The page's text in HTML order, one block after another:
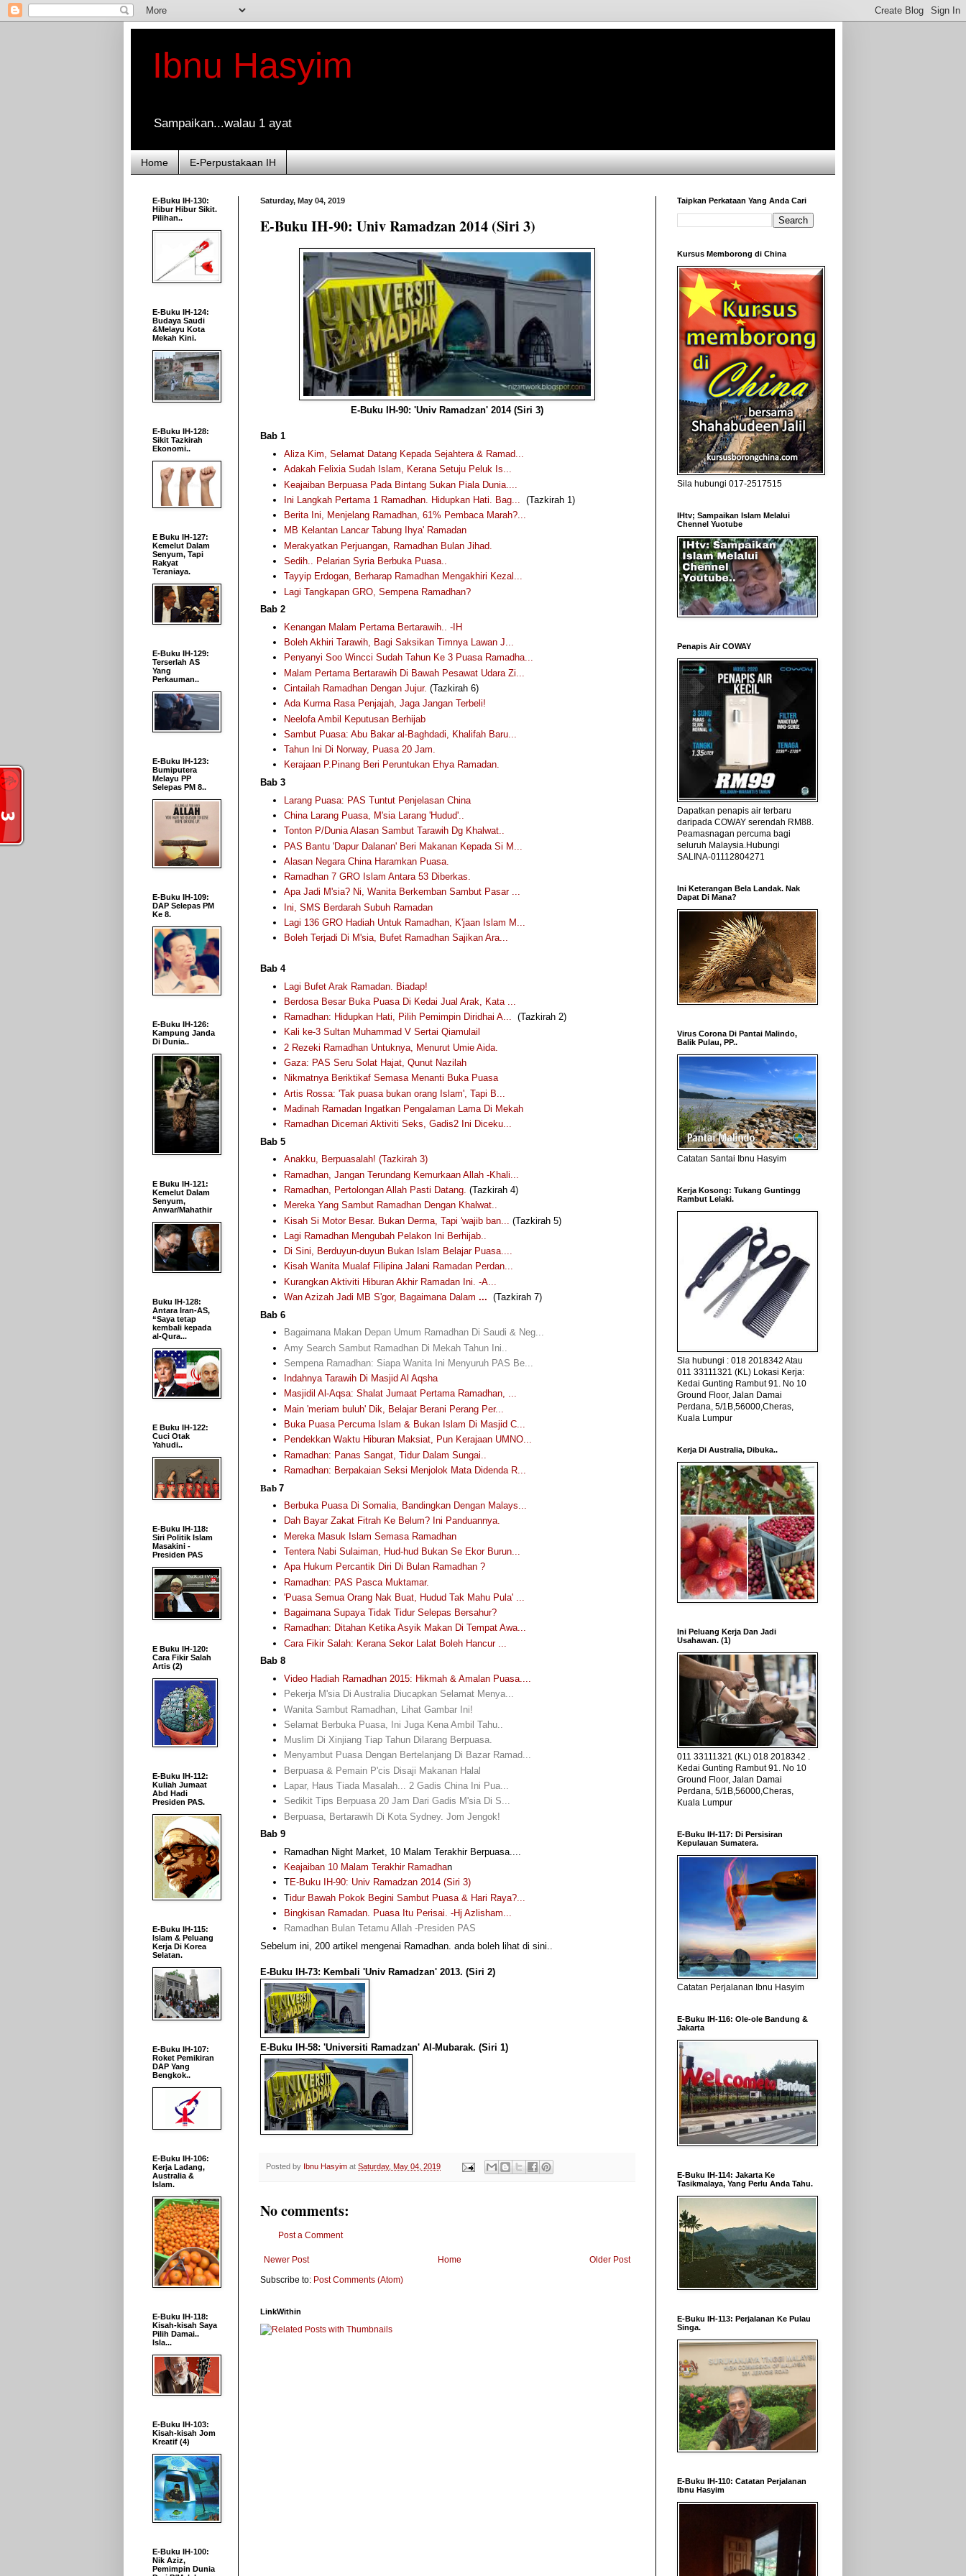
Ibnu Hasyim
Sampaikan...walau 1 ayat
Home E-Perpustakaan IH
Saturday, May 04, 2019
E-Buku IH-90: Univ Ramadzan 2014 (Siri 3)
E-Buku IH-90: 'Univ Ramadzan' 2014 (Siri 3)
Bab 1
Aliza Kim, Selamat Datang Kepada Sejahtera & Ramad...
Adakah Felixia Sudah Islam, Kerana Setuju Peluk Is...
Keajaiban Berpuasa Pada Bintang Sukan Piala Dunia....
Ini Langkah Pertama 1 Ramadhan. Hidupkan Hati. Bag...
(Tazkirah 1)
Berita Ini, Menjelang Ramadhan, 61% Pembaca Marah?...
MB Kelantan Lancar Tabung Ihya' Ramadan
Merakyatkan Perjuangan, Ramadhan Bulan Jihad.
Sedih.. Pelarian Syria Berbuka Puasa..
Tayyip Erdogan, Berharap Ramadhan Mengakhiri Kezal...
Lagi Tangkapan GRO, Sempena Ramadhan?
Bab 2
Kenangan Malam Pertama Bertarawih.. -IH
Boleh Akhiri Tarawih, Bagi Saksikan Timnya Lawan J...
Penyanyi Soo Wincci Sudah Tahun Ke 3 Puasa Ramadha...
Malam Pertama Bertarawih Di Bawah Pesawat Udara Zi...
Cintailah Ramadhan Dengan Jujur. (Tazkirah 6)
Ada Kurma Rasa Penjajah, Jaga Jangan Terbeli!
Neelofa Ambil Keputusan Berhijab
Sambut Puasa: Abu Bakar al-Baghdadi, Khalifah Baru...
Tahun Ini Di Norway, Puasa 20 Jam.
Kerajaan P.Pinang Beri Peruntukan Ehya Ramadan.
Bab 3
Larang Puasa: PAS Tuntut Penjelasan China
China Larang Puasa, M'sia Larang 'Hudud'..
Tonton P/Dunia Alasan Sambut Tarawih Dg Khalwat..
PAS Bantu 'Dapur Dalanan' Beri Makanan Kepada Si M...
Alasan Negara China Haramkan Puasa.
Ramadhan 7 GRO Islam Antara 53 Diberkas.
Apa Jadi M'sia? Ni, Wanita Berkemban Sambut Pasar ...
Ini, SMS Berdarah Subuh Ramadan
Lagi 136 GRO Hadiah Untuk Ramadhan, K'jaan Islam M...
Boleh Terjadi Di M'sia, Bufet Ramadhan Sajikan Ara...
Bab 4
Lagi Bufet Arak Ramadan. Biadap!
Berdosa Besar Buka Puasa Di Kedai Jual Arak, Kata ...
Ramadhan: Hidupkan Hati, Pilih Pemimpin Diridhai A... (Tazkirah 2)
Kali ke-3 Sultan Muhammad V Sertai Qiamulail
2 Rezeki Ramadhan Untuknya, Menurut Umie Aida.
Gaza: PAS Seru Solat Hajat, Qunut Nazilah
Nikmatnya Beriktikaf Semasa Menanti Buka Puasa
Artis Rossa: 'Tak puasa bukan orang Islam', Tapi B...
Madinah Ramadan Ingatkan Pengalaman Lama Di Mekah
Ramadhan Dicemari Aktiviti Seks, Gadis2 Ini Diceku...
Bab 5
Anakku, Berpuasalah! (Tazkirah 3)
Ramadhan, Jangan Terundang Kemurkaan Allah -Khali...
Ramadhan, Pertolongan Allah Pasti Datang. (Tazkirah 4)
Mereka Yang Sambut Ramadhan Dengan Khalwat..
Kisah Si Motor Besar. Bukan Derma, Tapi 'wajib ban...
(Tazkirah 5)
Lagi Ramadhan Mengubah Pelakon Ini Berhijab..
Di Sini, Berduyun-duyun Bukan Islam Belajar Puasa....
Kisah Wanita Mualaf Filipina Jalani Ramadan Perdan...
Kurangkan Aktiviti Hiburan Akhir Ramadan Ini. -A...
Wan Azizah Jadi MB S'gor, Bagaimana Dalam ... (Tazkirah 7)
Bab 6
Bagaimana Makan Depan Umum Ramadhan Di Saudi & Neg...
Amy Search Sambut Ramadhan Di Mekah Tahun Ini..
Sempena Ramadhan: Siapa Wanita Ini Menyuruh PAS Be...
Indahnya Tarawih Di Masjid Al Aqsha
Masjidil Al-Aqsa: Shalat Jumaat Pertama Ramadhan, ...
Main 'meriam buluh' Dik, Belajar Berani Perang Per...
Buka Puasa Percuma Islam & Bukan Islam Di Masjid C...
Pendekkan Waktu Hiburan Maksiat, Pun Kerajaan UMNO...
Ramadhan: Panas Sangat, Tidur Dalam Sungai..
Ramadhan: Berpakaian Seksi Menjolok Mata Didenda R...
Bab 7
Berbuka Puasa Di Somalia, Bandingkan Dengan Malays...
Dah Bayar Zakat Fitrah Ke Belum? Ini Panduannya.
Mereka Masuk Islam Semasa Ramadhan
Tentera Nabi Sulaiman, Hud-hud Bukan Se Ekor Burun...
Apa Hukum Percantik Diri Di Bulan Ramadhan ?
Ramadhan: PAS Pasca Muktamar.
'Puasa Semua Orang Nak Buat, Hudud Tak Mahu Pula' ...
Bagaimana Supaya Tidak Tidur Selepas Bersahur?
Ramadhan: Ditahan Ketika Asyik Makan Di Tempat Awa...
Cara Fikir Salah: Kerana Sekor Lalat Boleh Hancur ...
Bab 8
Video Hadiah Ramadhan 2015: Hikmah & Amalan Puasa....
Pekerja M'sia Di Australia Diucapkan Selamat Menya...
Wanita Sambut Ramadhan, Lihat Gambar Ini!
Selamat Berbuka Puasa, Ini Juga Kena Ambil Tahu..
Muslim Di Xinjiang Tiap Tahun Dilarang Berpuasa.
Menyambut Puasa Dengan Bertelanjang Di Bazar Ramad...
Berpuasa & Pemain P'cis Disaji Makanan Halal
Lapar, Haus Tiada Masalah... 2 Gadis China Ini Pua...
Sedikit Tips Berpuasa 20 Jam Dari Gadis M'sia Di S...
Berpuasa, Bertarawih Di Kota Sydney. Jom Jengok!
Bab 9
Ramadhan Night Market, 10 Malam Terakhir Berpuasa....
Keajaiban 10 Malam Terakhir Ramadhan
TE-Buku IH-90: Univ Ramadzan 2014 (Siri 3)
Tidur Bawah Pokok Begini Sambut Puasa & Hari Raya?...
Bingkisan Ramadan. Puasa Itu Perisai. -Hj Azlisham...
Ramadhan Bulan Tetamu Allah -Presiden PAS
Sebelum ini, 200 artikel mengenai Ramadhan. anda boleh lihat di sini..
E-Buku IH-73: Kembali 'Univ Ramadzan' 2013. (Siri 2)
E-Buku IH-58: 'Universiti Ramadzan' Al-Mubarak. (Siri 1)
Posted by Ibnu Hasyim at Saturday, May 04, 2019
No comments:
Post a Comment
Newer Post Older Post
Home
Subscribe to: Post Comments (Atom)
LinkWithin
E-Buku IH-130:
Hibur Hibur Sikit.
Pilihan..
E-Buku IH-124:
Budaya Saudi
&Melayu Kota
Mekah Kini.
E-Buku IH-128:
Sikit Tazkirah
Ekonomi..
E Buku IH-127:
Kemelut Dalam
Senyum, Tapi
Rakyat
Teraniaya.
E-Buku IH-129:
Terserlah AS
Yang
Perkauman..
E-Buku IH-123:
Bumiputera
Melayu PP
Selepas PM 8..
E-Buku IH-109:
DAP Selepas PM
Ke 8.
E-Buku IH-126:
Kampung Janda
Di Dunia..
E Buku IH-121:
Kemelut Dalam
Senyum,
Anwar/Mahathir
Buku IH-128:
Antara Iran-AS,
“Saya tetap
kembali kepada
al-Qura...
E Buku IH-122:
Cuci Otak
Yahudi..
E-Buku IH-118:
Siri Politik Islam
Masakini -
Presiden PAS
E Buku IH-120:
Cara Fikir Salah
Artis (2)
E-Buku IH-112:
Kuliah Jumaat
Abd Hadi
Presiden PAS.
E-Buku IH-115:
Islam & Peluang
Kerja Di Korea
Selatan.
E-Buku IH-107:
Roket Pemikiran
DAP Yang
Bengkok..
E-Buku IH-106:
Kerja Ladang,
Australia &
Islam.
E-Buku IH-118:
Kisah-kisah Saya
Pilih Damai..
Isla...
E-Buku IH-103:
Kisah-kisah Jom
Kreatif (4)
E-Buku IH-100:
Nik Aziz,
Pemimpin Dunia
Taipkan Perkataan Yang Anda Cari
Kursus Memborong di China
Sila hubungi 017-2517515
IHtv; Sampaikan Islam Melalui
Chennel Yuotube
Penapis Air COWAY
Dapatkan penapis air terbaru
daripada COWAY serendah RM88.
Peamasnagan percuma bagi
seluruh Malaysia.Hubungi
SALINA-01112804271
Ini Keterangan Bela Landak. Nak
Dapat Di Mana?
Virus Corona Di Pantai Malindo,
Balik Pulau, PP..
Catatan Santai Ibnu Hasyim
Kerja Kosong: Tukang Guntingg
Rambut Lelaki.
Sla hubungi : 018 2018342 Atau
011 33111321 (KL) Lokasi Kerja:
Kedai Gunting Rambut 91. No 10
Ground Floor, Jalan Damai
Perdana, 5/1B,56000,Cheras,
Kuala Lumpur
Kerja Di Australia, Dibuka..
Ini Peluang Kerja Dan Jadi
Usahawan. (1)
011 33111321 (KL) 018 2018342 .
Kedai Gunting Rambut 91. No 10
Ground Floor, Jalan Damai
Perdana, 5/1B,56000,Cheras,
Kuala Lumpur
E-Buku IH-117: Di Persisiran
Kepulauan Sumatera.
Catatan Perjalanan Ibnu Hasyim
E-Buku IH-116: Ole-ole Bandung &
Jakarta
E-Buku IH-114: Jakarta Ke
Tasikmalaya, Yang Perlu Anda Tahu.
E-Buku IH-113: Perjalanan Ke Pulau
Singa.
E-Buku IH-110: Catatan Perjalanan
Ibnu Hasyim